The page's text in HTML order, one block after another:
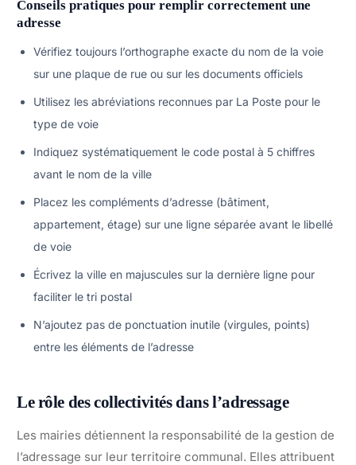
Conseils pratiques pour remplir correctement une
adresse
Vérifiez toujours l’orthographe exacte du nom de la voie
sur une plaque de rue ou sur les documents officiels
Utilisez les abréviations reconnues par La Poste pour le
type de voie
Indiquez systématiquement le code postal à 5 chiffres
avant le nom de la ville
Placez les compléments d’adresse (bâtiment,
appartement, étage) sur une ligne séparée avant le libellé
de voie
Écrivez la ville en majuscules sur la dernière ligne pour
faciliter le tri postal
N’ajoutez pas de ponctuation inutile (virgules, points)
entre les éléments de l’adresse
Le rôle des collectivités dans l’adressage
Les mairies détiennent la responsabilité de la gestion de
l’adressage sur leur territoire communal. Elles attribuent